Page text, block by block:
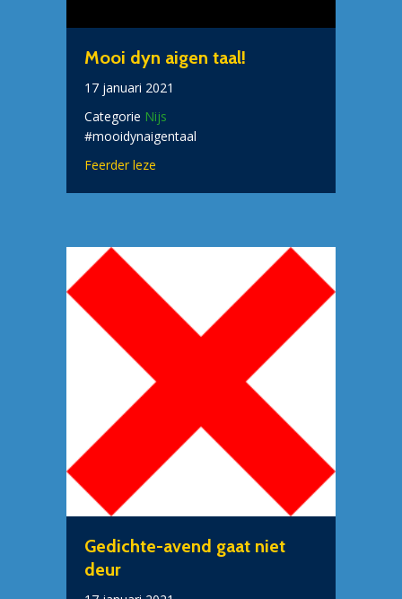
Mooi dyn aigen taal!
17 januari 2021
Categorie Nijs
#mooidynaigentaal
Feerder leze
Gedichte-avend gaat niet
deur